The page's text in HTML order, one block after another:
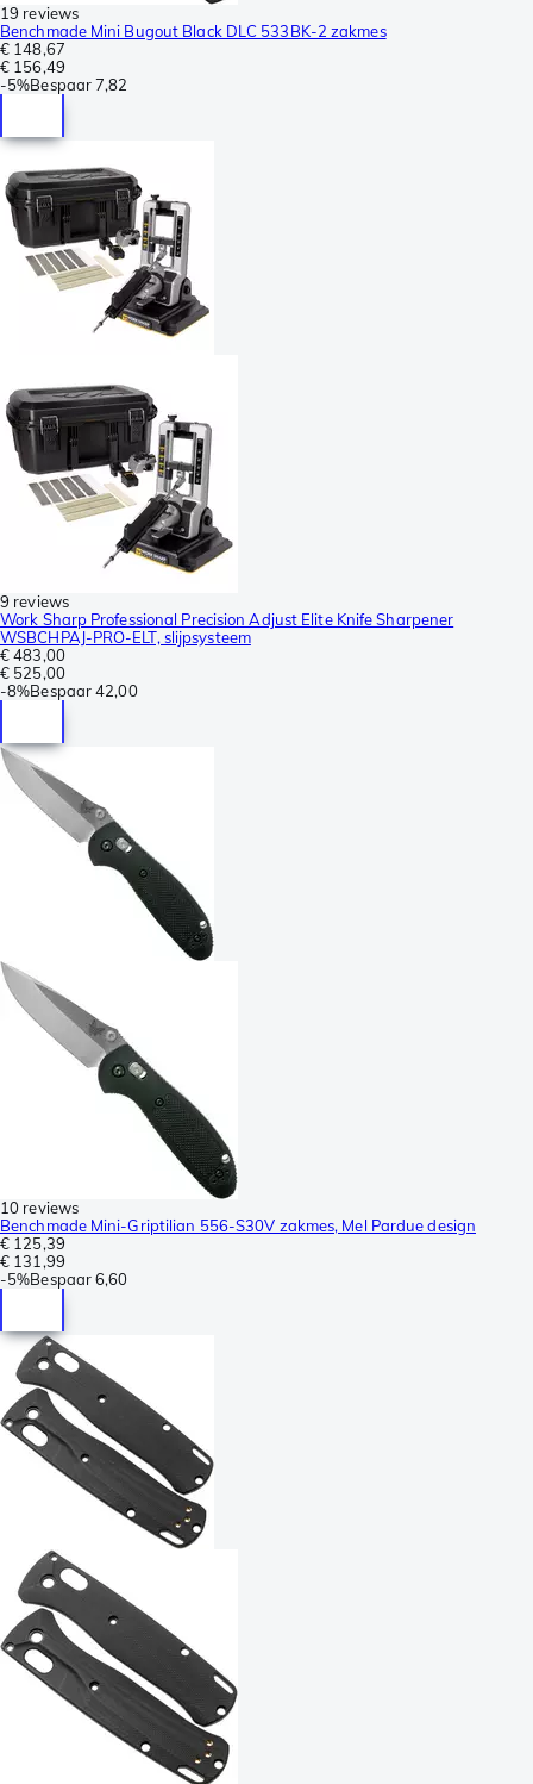
19 reviews
Benchmade Mini Bugout Black DLC 533BK-2 zakmes
€ 148,67
€ 156,49
-5%Bespaar7,82
9 reviews
Work Sharp Professional Precision Adjust Elite Knife Sharpener
WSBCHPAJ-PRO-ELT, slijpsysteem
€ 483,00
€ 525,00
-8%Bespaar42,00
10 reviews
Benchmade Mini-Griptilian 556-S30V zakmes, Mel Pardue design
€ 125,39
€ 131,99
-5%Bespaar6,60